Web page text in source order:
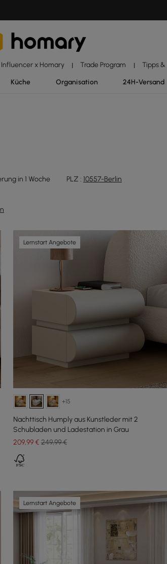
Influencer x Homary | Trade Program | Tipps &
Küche Organisation 24H-Versand
in 1 Woche PLZ : 10557-Berlin
Lernstart Angebote
+15
Nachttisch Humply aus Kunstleder mit 2
Schubladen und Ladestation in Grau
209,99€ 249,99 €
Lernstart Angebote